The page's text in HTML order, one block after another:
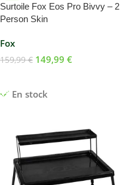
Surtoile Fox Eos Pro Bivvy – 2
Person Skin
Fox
En stock
159,99€ 149,99 €